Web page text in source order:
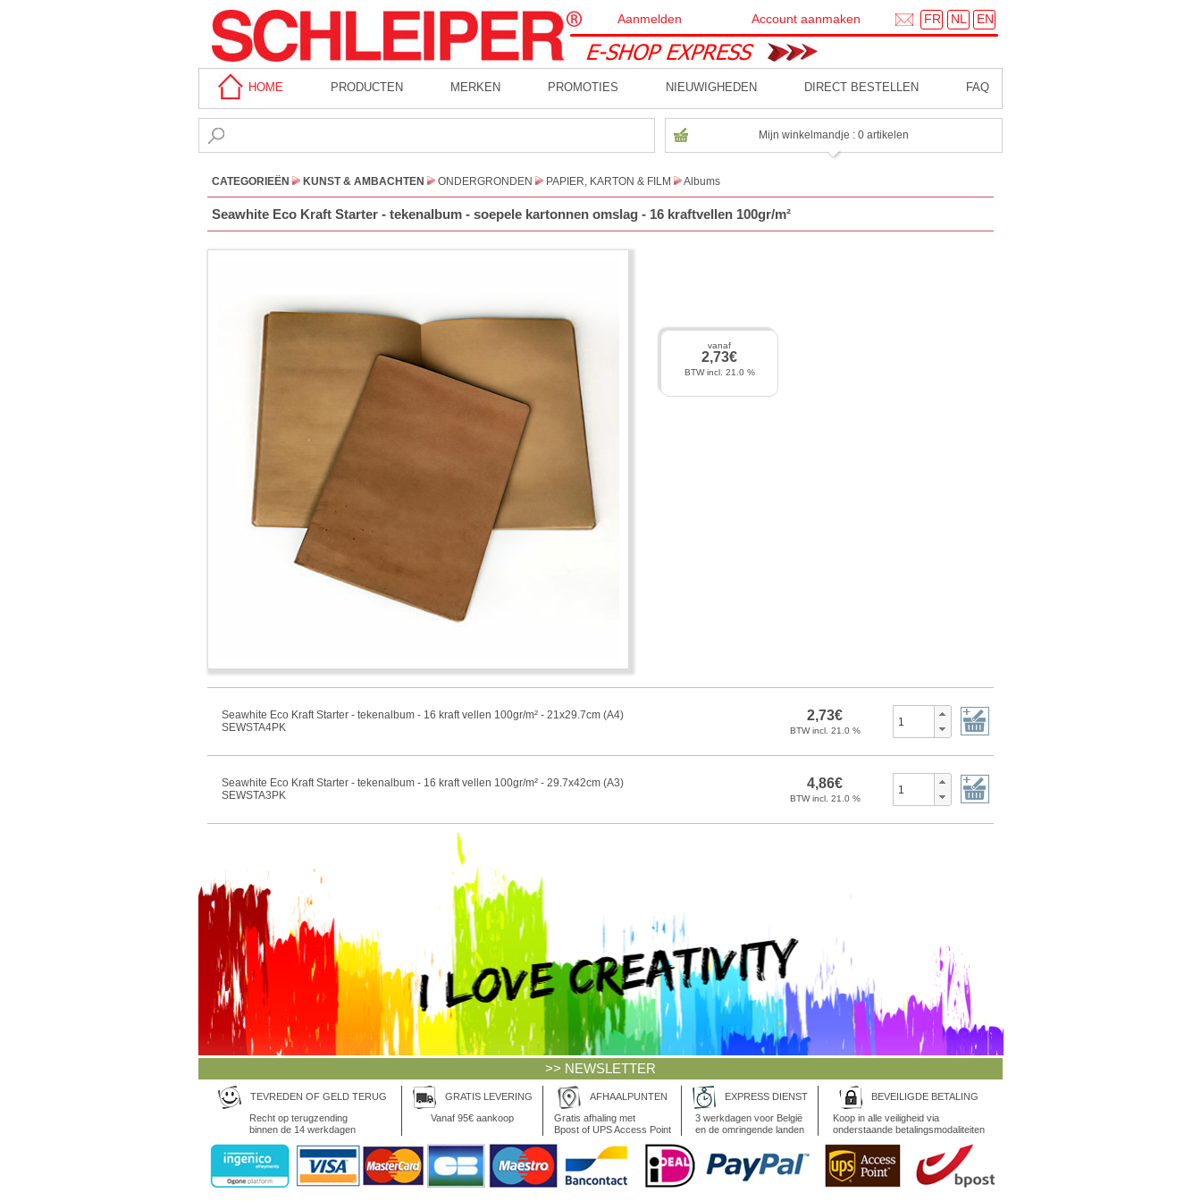
FR NL EN
Aanmelden Account aanmaken
HOME PRODUCTEN MERKEN PROMOTIES NIEUWIGHEDEN DIRECT BESTELLEN FAQ
Mijn winkelmandje : 0 artikelen
CATEGORIEËN KUNST & AMBACHTEN ONDERGRONDEN PAPIER, KARTON & FILM Albums
Seawhite Eco Kraft Starter - tekenalbum - soepele kartonnen omslag - 16 kraftvellen 100gr/m²
Seawhite Eco Kraft Starter - tekenalbum - 16 kraft vellen 100gr/m² - 21x29.7cm (A4)
SEWSTA4PK
Seawhite Eco Kraft Starter - tekenalbum - 16 kraft vellen 100gr/m² - 29.7x42cm (A3)
SEWSTA3PK
>> NEWSLETTER
TEVREDEN OF GELD TERUG
Recht op terugzending
binnen de 14 werkdagen
GRATIS LEVERING
Vanaf 95€ aankoop
AFHAALPUNTEN
Gratis afhaling met
Bpost of UPS Access Point
EXPRESS DIENST
3 werkdagen voor België
en de omringende landen
BEVEILIGDE BETALING
Koop in alle veiligheid via
onderstaande betalingsmodaliteiten